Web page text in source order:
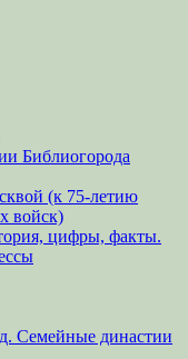
Библиогорода
(к 75-летию
войск)
цифры, факты.
Семейные династии